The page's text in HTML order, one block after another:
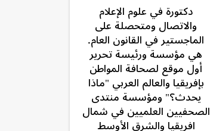
دكتورة في علوم الإعلام
والاتصال ومتحصلة على
الماجستير في القانون العام.
هي مؤسسة ورئيسة تحرير
أول موقع لصحافة المواطن
بإفريقيا والعالم العربي "ماذا
يحدث؟" ومؤسسة منتدى
الصحفيين العلميين في شمال
افريقيا والشرق الأوسط